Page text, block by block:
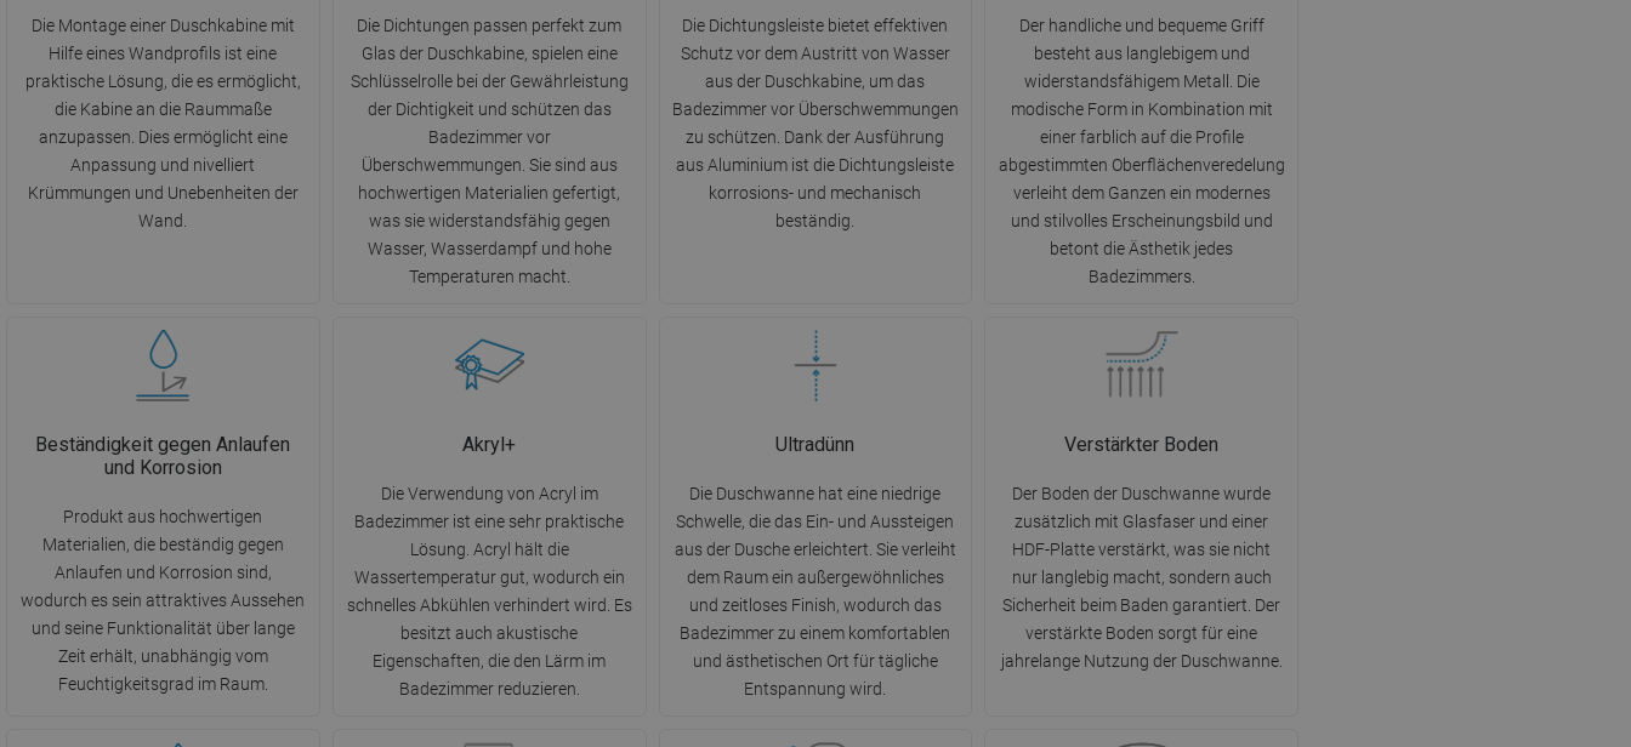
Die Montage einer Duschkabine mit
Hilfe eines Wandprofils ist eine
praktische Lösung, die es ermöglicht,
die Kabine an die Raummaße
anzupassen. Dies ermöglicht eine
Anpassung und nivelliert
Krümmungen und Unebenheiten der
Wand.
Die Dichtungen passen perfekt zum
Glas der Duschkabine, spielen eine
Schlüsselrolle bei der Gewährleistung
der Dichtigkeit und schützen das
Badezimmer vor
Überschwemmungen. Sie sind aus
hochwertigen Materialien gefertigt,
was sie widerstandsfähig gegen
Wasser, Wasserdampf und hohe
Temperaturen macht.
Die Dichtungsleiste bietet effektiven
Schutz vor dem Austritt von Wasser
aus der Duschkabine, um das
Badezimmer vor Überschwemmungen
zu schützen. Dank der Ausführung
aus Aluminium ist die Dichtungsleiste
korrosions- und mechanisch
beständig.
Der handliche und bequeme Griff
besteht aus langlebigem und
widerstandsfähigem Metall. Die
modische Form in Kombination mit
einer farblich auf die Profile
abgestimmten Oberflächenveredelung
verleiht dem Ganzen ein modernes
und stilvolles Erscheinungsbild und
betont die Ästhetik jedes
Badezimmers.
Beständigkeit gegen Anlaufen
und Korrosion
Produkt aus hochwertigen
Materialien, die beständig gegen
Anlaufen und Korrosion sind,
wodurch es sein attraktives Aussehen
und seine Funktionalität über lange
Zeit erhält, unabhängig vom
Feuchtigkeitsgrad im Raum.
Akryl+
Die Verwendung von Acryl im
Badezimmer ist eine sehr praktische
Lösung. Acryl hält die
Wassertemperatur gut, wodurch ein
schnelles Abkühlen verhindert wird. Es
besitzt auch akustische
Eigenschaften, die den Lärm im
Badezimmer reduzieren.
Ultradünn
Die Duschwanne hat eine niedrige
Schwelle, die das Ein- und Aussteigen
aus der Dusche erleichtert. Sie verleiht
dem Raum ein außergewöhnliches
und zeitloses Finish, wodurch das
Badezimmer zu einem komfortablen
und ästhetischen Ort für tägliche
Entspannung wird.
Verstärkter Boden
Der Boden der Duschwanne wurde
zusätzlich mit Glasfaser und einer
HDF-Platte verstärkt, was sie nicht
nur langlebig macht, sondern auch
Sicherheit beim Baden garantiert. Der
verstärkte Boden sorgt für eine
jahrelange Nutzung der Duschwanne.
SWEDISH
FINNISH
PORTUGUESE
CROATIAN
GREEK
SLOVENIAN